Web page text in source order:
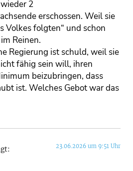
2
erschossen. Weil sie
Volkes folgten“ und schon
Reinen.
Regierung ist schuld, weil sie
fähig sein will, ihren
beizubringen, dass
ist. Welches Gebot war das
23.06.2026 um 9:51 Uhr